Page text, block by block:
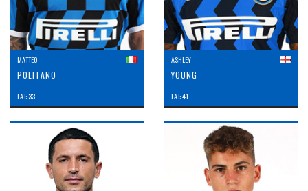
MATTEO
POLITANO
LAT: 33
ASHLEY
YOUNG
LAT: 41